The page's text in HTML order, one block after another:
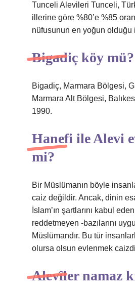
Tunceli Alevileri Tunceli,
illerine göre %80’e %85
nüfusunun en yoğun olduğu
Bigadiç köy mü?
Bigadiç, Marmara Bölgesi,
Marmara Alt Bölgesi,
1990.
Hanefi ile Alevi
mi?
Bir Müslümanın böyle
caiz değildir. Ancak, dinin
İslam’ın şartlarını kabul
reddetmeyen -bazılarını
Müslümandır. Bu tür
olursa olsun evlenmek
Alevîler namaz